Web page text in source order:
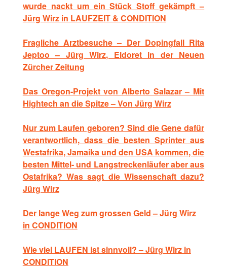
wurde nackt um ein Stück Stoff gekämpft –
Jürg Wirz in LAUFZEIT & CONDITION
Fragliche Arztbesuche – Der Dopingfall Rita
Jeptoo – Jürg Wirz, Eldoret in der Neuen
Zürcher Zeitung
Das Oregon-Projekt von Alberto Salazar – Mit
Hightech an die Spitze – Von Jürg Wirz
Nur zum Laufen geboren? Sind die Gene dafür
verantwortlich, dass die besten Sprinter aus
Westafrika, Jamaika und den USA kommen, die
besten Mittel- und Langstreckenläufer aber aus
Ostafrika? Was sagt die Wissenschaft dazu?
Jürg Wirz
Der lange Weg zum grossen Geld – Jürg Wirz
in CONDITION
Wie viel LAUFEN ist sinnvoll? – Jürg Wirz in
CONDITION